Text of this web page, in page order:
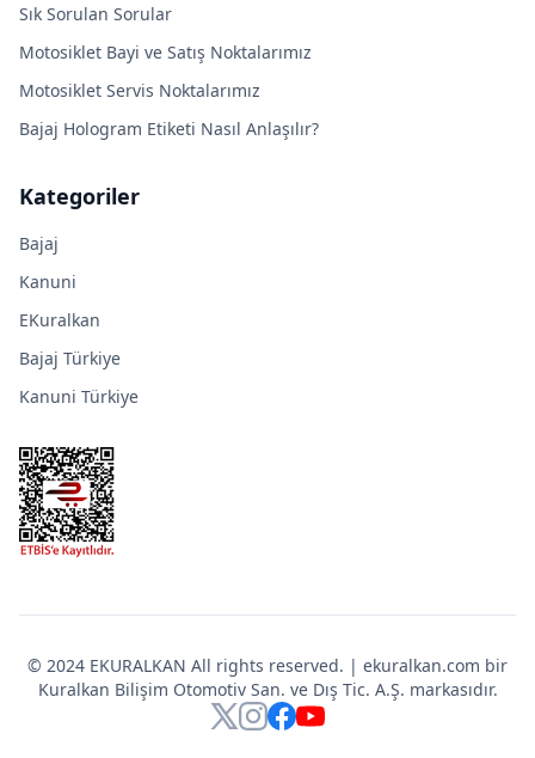
Sık Sorulan Sorular
Motosiklet Bayi ve Satış Noktalarımız
Motosiklet Servis Noktalarımız
Bajaj Hologram Etiketi Nasıl Anlaşılır?
Kategoriler
Bajaj
Kanuni
EKuralkan
Bajaj Türkiye
Kanuni Türkiye
© 2024 EKURALKAN All rights reserved. | ekuralkan.com bir
Kuralkan Bilişim Otomotiv San. ve Dış Tic. A.Ş. markasıdır.